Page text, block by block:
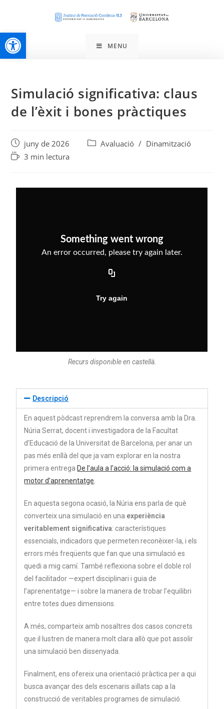
Obre la barra d'eines MENU
Simulació significativa: claus
de l’èxit i bones pràctiques
juny de 2026 Avaluació / Dinamització
3 min lectura
Recurs disponible en castellà.
Descripció
En aquest pòdcast reprendrem la conversa amb la Dra.
Núria Serrat, docent i investigadora de la Facultat
d’Educació de la Universitat de Barcelona, per anar un
pas més enllà del que ja vam explorar en la nostra
primera entrega De l’aula a l’acció: la simulació com a
motor d’aprenentatge
En aquesta segona ocasió, la Núria ens parla de què
converteix una simulació en una experiència
veritablement significativa: característiques
essencials, indicadors que permeten reconèixer-la, i els
errors més freqüents que fan que una simulació es
quedi a mig camí. També reflexiona sobre el doble rol
del facilitador —expert disciplinari i guia de
l’aprenentatge— i sobre la manera de trobar l’equilibri
entre totes dues dimensions.
A més, comparteix amb nosaltres dos casos concrets
que il·lustren de manera molt clara allò que pot assolir
una simulació ben dissenyada.
Finalment, ens ofereix una orientació pràctica per a qui
busca avançar des dels escenaris aïllats cap a la
construcció de veritables programes de simulació.